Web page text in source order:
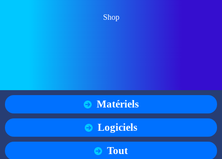
Shop
Matériels
Logiciels
Tout